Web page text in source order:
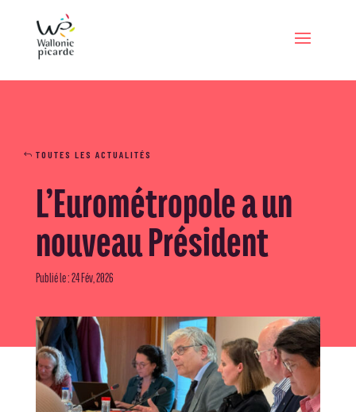
TOUTES LES ACTUALITÉS
L’Eurométropole a un
nouveau Président
Publié le : 24 Fév, 2026